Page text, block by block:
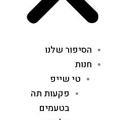
הסיפור שלנו
חנות
טי שייפ
פקעות תה
בטעמים